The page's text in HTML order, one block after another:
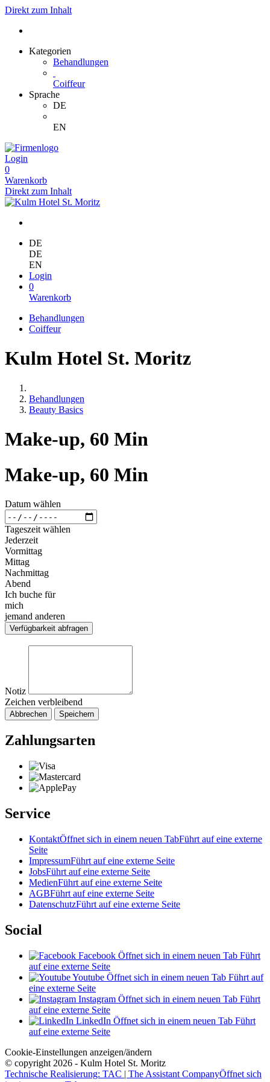
Direkt zum Inhalt
Kategorien
Behandlungen
Coiffeur
Sprache
DE
EN
Login
0
Warenkorb
Direkt zum Inhalt
DE
DE
EN
Login
0
Warenkorb
Behandlungen
Coiffeur
Kulm Hotel St. Moritz
Behandlungen
Beauty Basics
Make-up, 60 Min
Make-up, 60 Min
Datum wählen
Tageszeit wählen
Jederzeit
Vormittag
Mittag
Nachmittag
Abend
Ich buche für
mich
jemand anderen
Verfügbarkeit abfragen
Notiz
Zeichen verbleibend
Abbrechen Speichern
Zahlungsarten
Service
KontaktÖffnet sich in einem neuen TabFührt auf eine externe
Seite
ImpressumFührt auf eine externe Seite
JobsFührt auf eine externe Seite
MedienFührt auf eine externe Seite
AGBFührt auf eine externe Seite
DatenschutzFührt auf eine externe Seite
Social
Facebook Öffnet sich in einem neuen Tab Führt
auf eine externe Seite
Youtube Öffnet sich in einem neuen Tab Führt auf
eine externe Seite
Instagram Öffnet sich in einem neuen Tab Führt
auf eine externe Seite
LinkedIn Öffnet sich in einem neuen Tab Führt
auf eine externe Seite
Cookie-Einstellungen anzeigen/ändern
© copyright 2026 - Kulm Hotel St. Moritz
Technische Realisierung: TAC | The Assistant CompanyÖffnet sich